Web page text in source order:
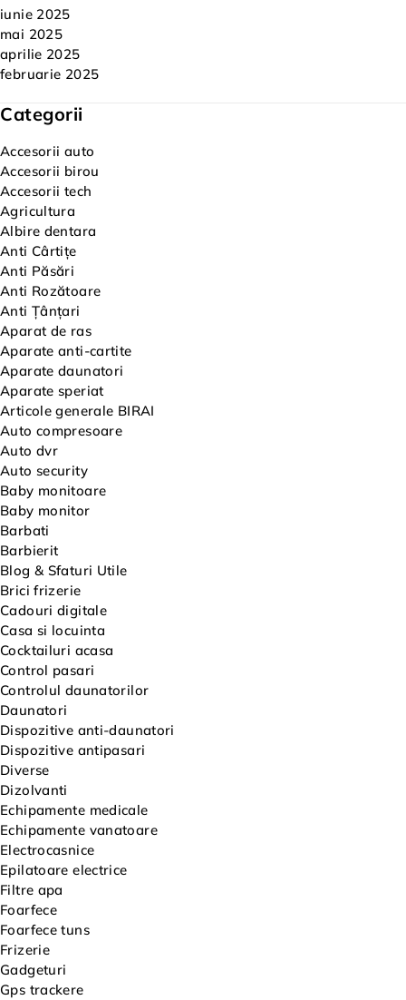
iunie 2025
mai 2025
aprilie 2025
februarie 2025
Categorii
Accesorii auto
Accesorii birou
Accesorii tech
Agricultura
Albire dentara
Anti Cârtițe
Anti Păsări
Anti Rozătoare
Anti Țânțari
Aparat de ras
Aparate anti-cartite
Aparate daunatori
Aparate speriat
Articole generale BIRAI
Auto compresoare
Auto dvr
Auto security
Baby monitoare
Baby monitor
Barbati
Barbierit
Blog & Sfaturi Utile
Brici frizerie
Cadouri digitale
Casa si locuinta
Cocktailuri acasa
Control pasari
Controlul daunatorilor
Daunatori
Dispozitive anti-daunatori
Dispozitive antipasari
Diverse
Dizolvanti
Echipamente medicale
Echipamente vanatoare
Electrocasnice
Epilatoare electrice
Filtre apa
Foarfece
Foarfece tuns
Frizerie
Gadgeturi
Gps trackere